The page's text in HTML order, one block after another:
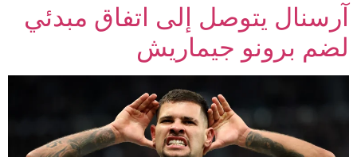
آرسنال يتوصل إلى اتفاق مبدئي
لضم برونو جيماريش